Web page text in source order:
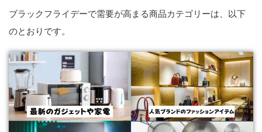
ブラックフライデーで需要が高まる商品カテゴリーは、以下
のとおりです。